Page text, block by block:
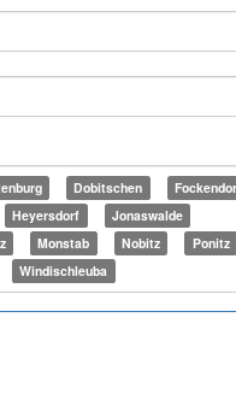
Dobitschen
Heyersdorf
Jonaswalde
Monstab Nobitz
Ponitz
Windischleuba